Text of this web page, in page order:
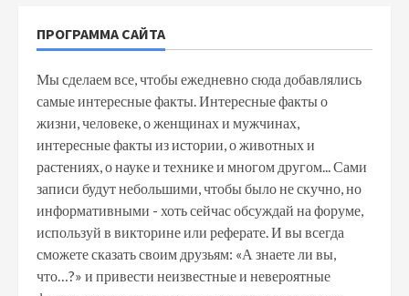
ПРОГРАММА САЙТА
Мы сделаем все, чтобы ежедневно сюда добавлялись
самые интересные факты. Интересные факты о
жизни, человеке, о женщинах и мужчинах,
интересные факты из истории, о животных и
растениях, о науке и технике и многом другом... Сами
записи будут небольшими, чтобы было не скучно, но
информативными - хоть сейчас обсуждай на форуме,
используй в викторине или реферате. И вы всегда
сможете сказать своим друзьям: «А знаете ли вы,
что…?» и привести неизвестные и невероятные